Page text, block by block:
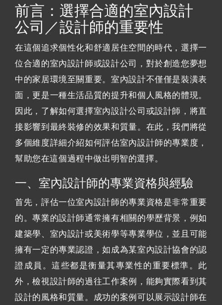
前言：選擇合適的室內設計
公司／設計師的重要性
在這個追求個性化和舒適居住空間的時代，選擇一
位合適的室內設計師或設計公司，對於創造您夢想
中的家居環境至關重要。室內設計不僅僅是裝潢表
面，更是一種生活品質的提升和個人風格的體現。
因此，了解如何選擇室內設計公司或設計師，將直
接影響到最終裝修的效果和質量。在此，我們將從
多個維度詳細介紹如何評估室內設計師的專業度，
幫助您在這個過程中做出明智的選擇。
一、室內設計師的專業資格與經驗
首先，評估一位室內設計師的專業資格是非常重要
的。專業的設計師通常擁有相關的學歷背景，例如
建築學、室內設計或美術學等專業學位，並且可能
擁有一定的專業認證，如成為某室內設計協會的認
證成員。這些都是衡量其專業性的重要標準。此
外，檢視設計師的過往工作案例，能夠實際看到其
設計的風格和質量。成功的案例可以展示設計師在